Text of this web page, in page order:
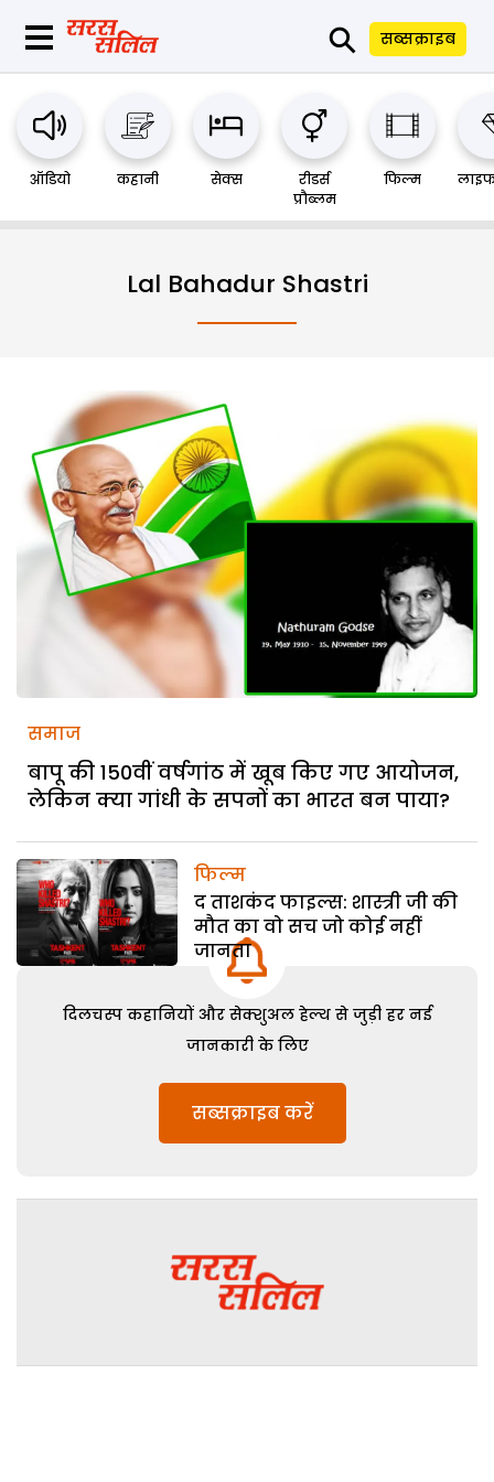
⚲ सब्सक्राइब
ऑडियो कहानी सेक्स
रीडर्स
प्रौब्लम
फिल्म
Lal Bahadur Shastri
समाज
बापू की 150वीं वर्षगांठ में खूब किए गए आयोजन,
लेकिन क्या गांधी के सपनों का भारत बन पाया?
फिल्म
द ताशकंद फाइल्स: शास्त्री जी की
मौत का वो सच जो कोई नहीं
जानता
दिलचस्प कहानियों और सेक्शुअल हेल्थ से जुड़ी हर नई
जानकारी के लिए
सब्सक्राइब करें